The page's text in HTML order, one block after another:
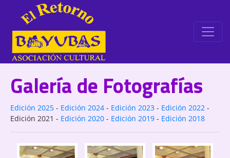
Galería de Fotografías
Edición 2025 - Edición 2024 - Edición 2023 - Edición 2022 -
Edición 2021 - Edición 2020 - Edición 2019 - Edición 2018